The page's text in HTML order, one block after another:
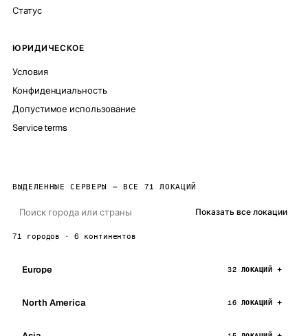
Статус
ЮРИДИЧЕСКОЕ
Условия
Конфиденциальность
Допустимое использование
Service terms
ВЫДЕЛЕННЫЕ СЕРВЕРЫ — ВСЕ 71 ЛОКАЦИЙ
Показать все локации
71 городов · 6 континентов
Europe 32 ЛОКАЦИЙ
North America 16 ЛОКАЦИЙ